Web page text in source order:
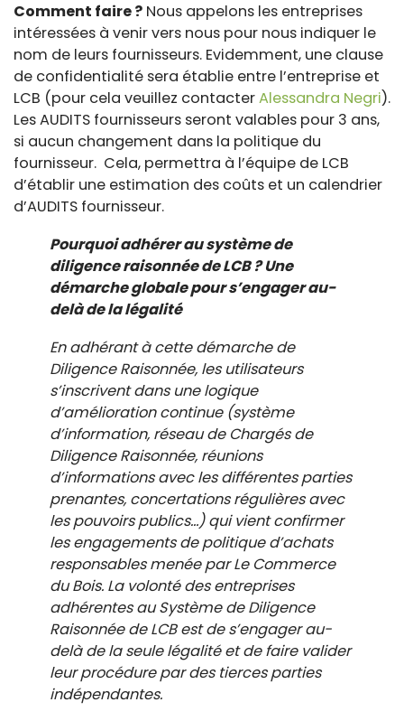
Comment faire ? Nous appelons les entreprises
intéressées à venir vers nous pour nous indiquer le
nom de leurs fournisseurs. Evidemment, une clause
de confidentialité sera établie entre l’entreprise et
LCB (pour cela veuillez contacterAlessandra Negri).
Les AUDITS fournisseurs seront valables pour 3 ans,
si aucun changement dans la politique du
fournisseur. Cela, permettra à l’équipe de LCB
d’établir une estimation des coûts et un calendrier
d’AUDITS fournisseur.
Pourquoi adhérer au système de
diligence raisonnée de LCB ? Une
démarche globale pour s’engager au-
delà de la légalité
En adhérant à cette démarche de
Diligence Raisonnée, les utilisateurs
s’inscrivent dans une logique
d’amélioration continue (système
d’information, réseau de Chargés de
Diligence Raisonnée, réunions
d’informations avec les différentes parties
prenantes, concertations régulières avec
les pouvoirs publics…) qui vient confirmer
les engagements de politique d’achats
responsables menée par Le Commerce
du Bois. La volonté des entreprises
adhérentes au Système de Diligence
Raisonnée de LCB est de s’engager au-
delà de la seule légalité et de faire valider
leur procédure par des tierces parties
indépendantes.